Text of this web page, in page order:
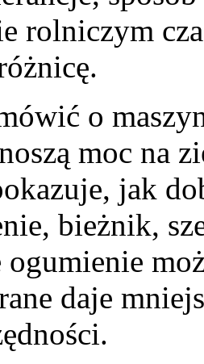
rolniczym
o
moc na
jak
bieżnik,
daje